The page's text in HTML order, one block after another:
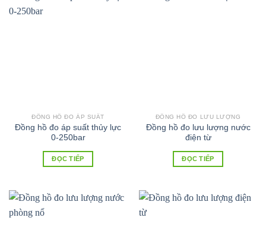
ĐỒNG HỒ ĐO ÁP SUẤT
Đồng hồ đo áp suất thủy lực
0-250bar
ĐỌC TIẾP
ĐỒNG HỒ ĐO LƯU LƯỢNG
Đồng hồ đo lưu lượng nước
điện từ
ĐỌC TIẾP